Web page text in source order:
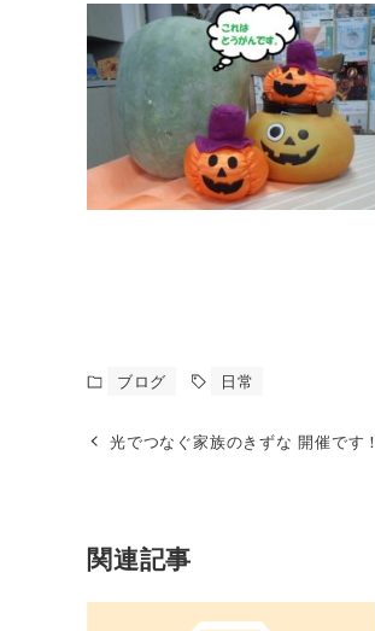
ブログ 日常
光でつなぐ家族のきずな 開催です！
関連記事